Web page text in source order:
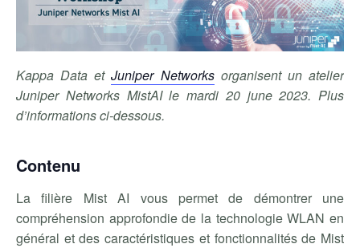
Kappa Data etJuniper Networksorganisent un atelier
Juniper Networks MistAI le mardi 20 june 2023. Plus
d’informations ci-dessous.
Contenu
La filière Mist AI vous permet de démontrer une
compréhension approfondie de la technologie WLAN en
général et des caractéristiques et fonctionnalités de Mist